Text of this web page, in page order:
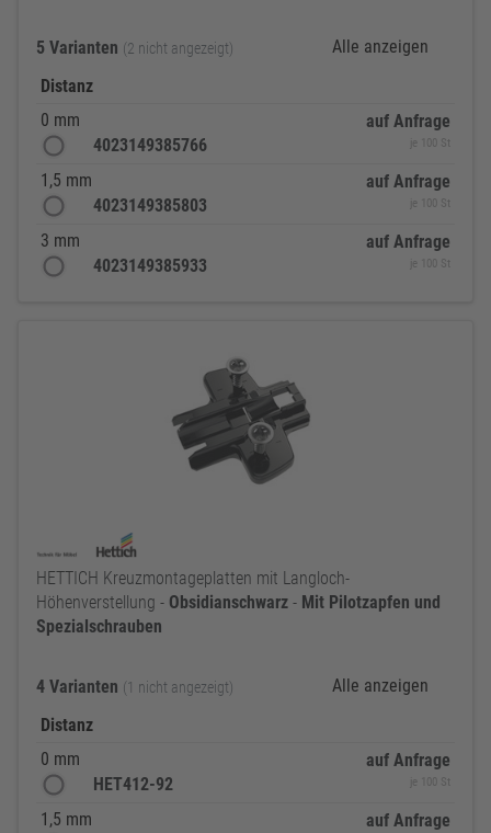
5 Varianten (2 nicht angezeigt)
Alle anzeigen
Distanz
0 mm
4023149385766
auf Anfrage
je 100 St
1,5 mm
4023149385803
auf Anfrage
je 100 St
3 mm
4023149385933
auf Anfrage
je 100 St
HETTICH Kreuzmontageplatten mit Langloch-
Höhenverstellung - Obsidianschwarz - Mit Pilotzapfen und
Spezialschrauben
4 Varianten (1 nicht angezeigt)
Alle anzeigen
Distanz
0 mm
HET412-92
auf Anfrage
je 100 St
1,5 mm
auf Anfrage